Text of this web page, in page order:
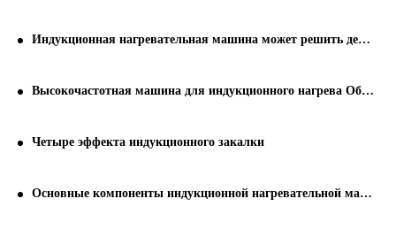
Индукционная нагревательная машина может решить дефекты заготовки
Высокочастотная машина для индукционного нагрева Оборудование для защиты окружающей среды: промышленность, поддерживаемая государством
Четыре эффекта индукционного закалки
Основные компоненты индукционной нагревательной машины